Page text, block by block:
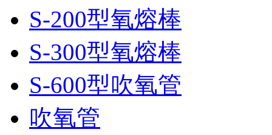
S-200型氧熔棒
S-300型氧熔棒
S-600型吹氧管
吹氧管